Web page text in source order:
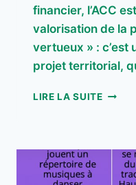
financier, l’ACC
valorisation de la
vertueux » : c’est
projet territorial,
LIRE LA SUITELES